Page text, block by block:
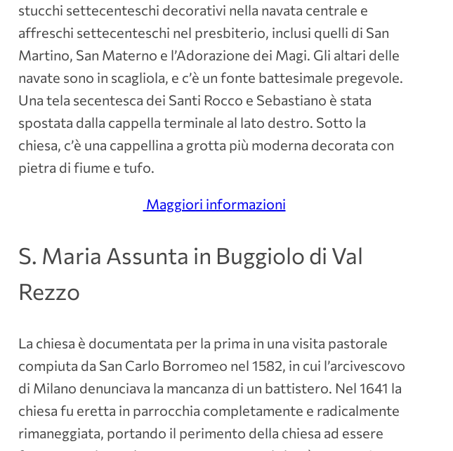
stucchi settecenteschi decorativi nella navata centrale e
affreschi settecenteschi nel presbiterio, inclusi quelli di San
Martino, San Materno e l’Adorazione dei Magi. Gli altari delle
navate sono in scagliola, e c’è un fonte battesimale pregevole.
Una tela secentesca dei Santi Rocco e Sebastiano è stata
spostata dalla cappella terminale al lato destro. Sotto la
chiesa, c’è una cappellina a grotta più moderna decorata con
pietra di fiume e tufo.
Maggiori informazioni
S. Maria Assunta in Buggiolo di Val
Rezzo
La chiesa è documentata per la prima in una visita pastorale
compiuta da San Carlo Borromeo nel 1582, in cui l’arcivescovo
di Milano denunciava la mancanza di un battistero. Nel 1641 la
chiesa fu eretta in parrocchia completamente e radicalmente
rimaneggiata, portando il perimento della chiesa ad essere